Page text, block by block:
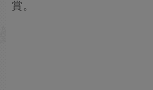
賞。